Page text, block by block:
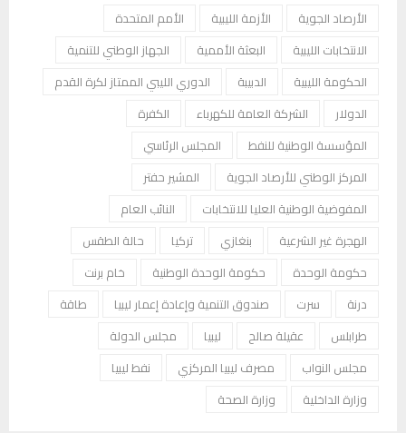
الأرصاد الجوية
الأزمة الليبية
الأمم المتحدة
الانتخابات الليبية
البعثة الأممية
الجهاز الوطني للتنمية
الحكومة الليبية
الدبيبة
الدوري الليبي الممتاز لكرة القدم
الدولار
الشركة العامة للكهرباء
الكفرة
المؤسسة الوطنية للنفط
المجلس الرئاسي
المركز الوطني للأرصاد الجوية
المشير حفتر
المفوضية الوطنية العليا للانتخابات
النائب العام
الهجرة غير الشرعية
بنغازي تركيا
حالة الطقس
حكومة الوحدة
حكومة الوحدة الوطنية
خام برنت
درنة
سرت صندوق التنمية وإعادة إعمار ليبيا
طاقة
طرابلس
عقيلة صالح ليبيا
مجلس الدولة
مجلس النواب
مصرف ليبيا المركزي
نفط ليبيا
وزارة الداخلية
وزارة الصحة